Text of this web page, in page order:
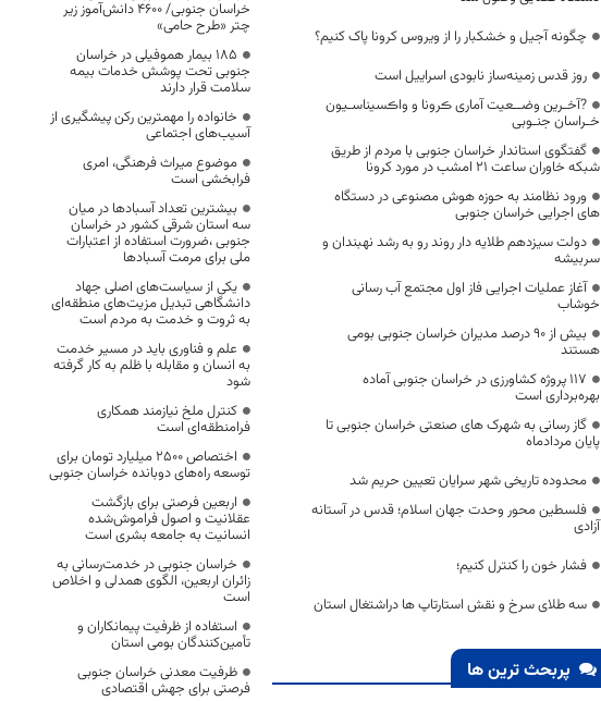
چگونه آجیل و خشکبار را از ویروس ‎کرونا پاک کنیم؟
روز قدس زمینه‌ساز نابودی اسراییل است
?آخـرین وضــعیت آماری ڪرونا و واڪسیناسـیون
خـراسان جنـوبی
گفتگوی استاندار خراسان جنوبی با مردم از طریق
شبکه خاوران ساعت 21 امشب در مورد کرونا
ورود نظامند به حوزه هوش مصنوعی در دستگاه
های اجرایی خراسان جنوبی
دولت سیزدهم طلایه دار روند رو به رشد نهبندان و
سربیشه
آغاز عملیات اجرایی فاز اول مجتمع آب رسانی
خوشاب
بیش از ۹۰ درصد مدیران خراسان جنوبی بومی
هستند
۱۱۷ پروژه کشاورزی در خراسان جنوبی آماده
بهره‌برداری است
گاز رسانی به شهرک های صنعتی خراسان جنوبی تا
پایان مردادماه
محدوده تاریخی شهر سرایان تعیین حریم شد
فلسطین محور وحدت جهان اسلام‌؛ قدس در آستانه
آزادی
فشار خون را کنترل کنیم؛
سه طلای سرخ و نقش استارتاپ ها دراشتغال استان
پربحث ترین ها
خراسان جنوبی/ ۴۶۰۰ دانش‌آموز زیر
چتر «طرح حامی»
۱۸۵ بیمار هموفیلی در خراسان
جنوبی تحت پوشش خدمات بیمه
سلامت قرار دارند
خانواده را مهمترین رکن پیشگیری از
آسیب‌های اجتماعی
موضوع میراث فرهنگی، امری
فرابخشی است
بیشترین تعداد آسبادها در میان
سه استان شرقی کشور در خراسان
جنوبی ،ضرورت استفاده از اعتبارات
ملی برای مرمت آسبادها
یکی از سیاست‌های اصلی جهاد
دانشگاهی تبدیل مزیت‌های منطقه‌ای
به ثروت و خدمت به مردم است
علم و فناوری باید در مسیر خدمت
به انسان و مقابله با ظلم به کار گرفته
شود
کنترل ملخ نیازمند همکاری
فرامنطقه‌ای است
اختصاص 2500 میلیارد تومان برای
توسعه راه‌های دوبانده خراسان جنوبی
اربعین فرصتی برای بازگشت
عقلانیت و اصول فراموش‌شده
انسانیت به جامعه بشری است
خراسان جنوبی در خدمت‌رسانی به
زائران اربعین، الگوی همدلی و اخلاص
است
استفاده از ظرفیت پیمانکاران و
تأمین‌کنندگان بومی استان
ظرفیت معدنی خراسان جنوبی
فرصتی برای جهش اقتصادی